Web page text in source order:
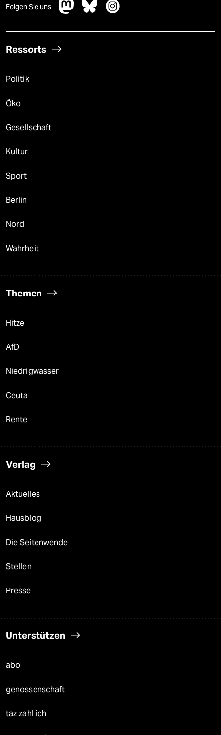
Folgen Sie uns
Ressorts
Politik
Öko
Gesellschaft
Kultur
Sport
Berlin
Nord
Wahrheit
Themen
Hitze
AfD
Niedrigwasser
Ceuta
Rente
Verlag
Aktuelles
Hausblog
Die Seitenwende
Stellen
Presse
Unterstützen
abo
genossenschaft
taz zahl ich